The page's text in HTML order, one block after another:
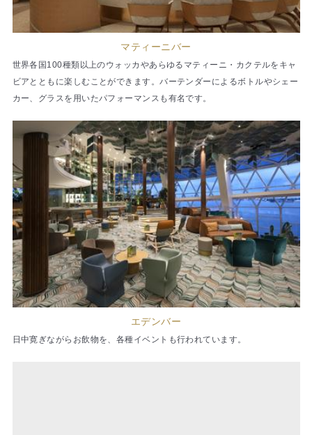
マティーニバー
世界各国100種類以上のウォッカやあらゆるマティーニ・カクテルをキャ
ビアとともに楽しむことができます。バーテンダーによるボトルやシェー
カー、グラスを用いたパフォーマンスも有名です。
エデンバー
日中寛ぎながらお飲物を、各種イベントも行われています。